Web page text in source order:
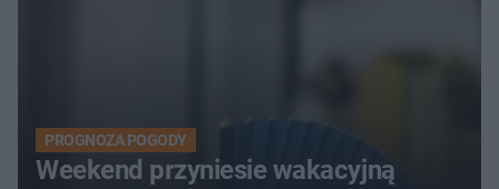
PROGNOZA POGODY
Weekend przyniesie wakacyjną